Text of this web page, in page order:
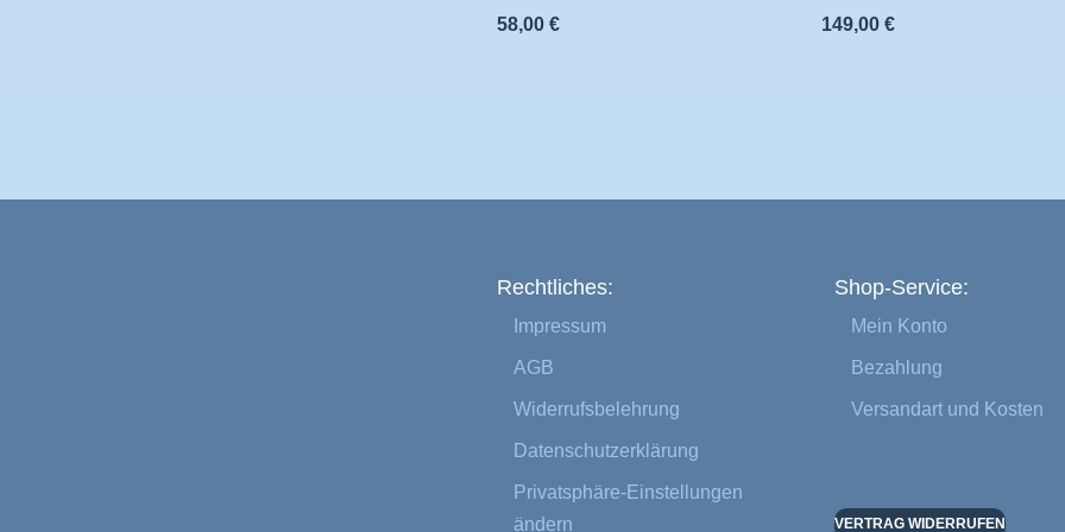
58,00 € 149,00€
Rechtliches:
Impressum
AGB
Widerrufsbelehrung
Datenschutzerklärung
Privatsphäre-Einstellungen
ändern
Shop-Service:
Mein Konto
Bezahlung
Versandart und Kosten
VERTRAG WIDERRUFEN